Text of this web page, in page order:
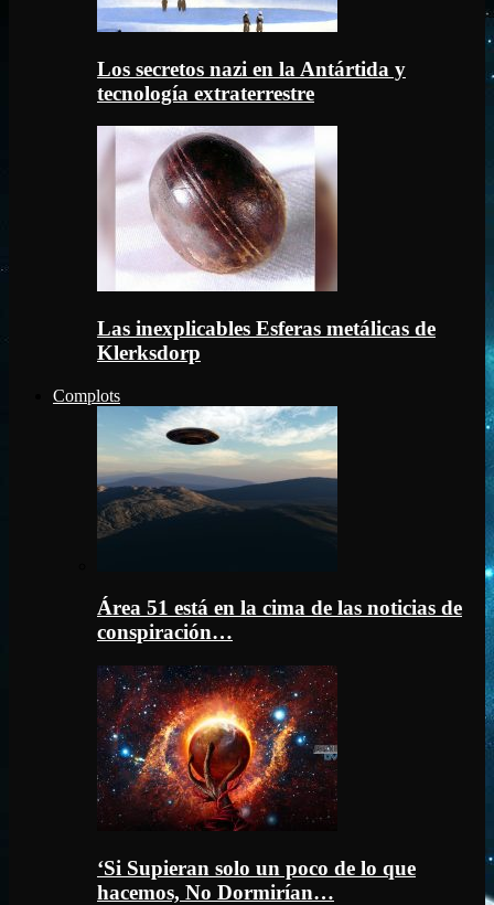
Los secretos nazi en la Antártida y
tecnología extraterrestre
Las inexplicables Esferas metálicas de
Klerksdorp
Complots
Área 51 está en la cima de las noticias de
conspiración…
‘Si Supieran solo un poco de lo que
hacemos, No Dormirían…